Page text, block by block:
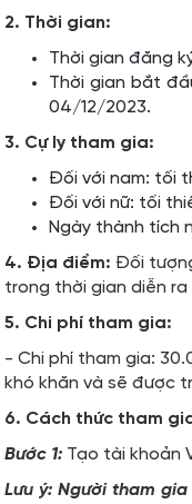
2. Thời gian:
Thời gian đăng
Thời gian bắt
04/12/2023.
3. Cự ly tham gia:
Đối với nam: tối
Đối với nữ: tối
Ngày thành tích
4. Địa điểm: Đối
trong thời gian diễn ra
5. Chi phí tham gia:
- Chi phí tham gia:
khó khăn và sẽ được
6. Cách thức tham
Bước 1: Tạo tài khoản
Lưu ý: Người tham